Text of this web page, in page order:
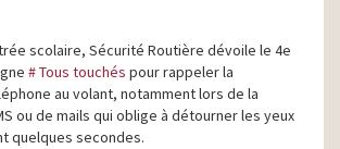
scolaire, Sécurité Routière dévoile le 4e
# Tous touchés pour rappeler la
au volant, notamment lors de la
ou de mails qui oblige à détourner les yeux
quelques secondes.